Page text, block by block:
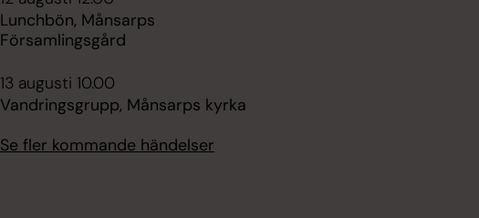
Lunchbön, Månsarps
Församlingsgård
13 augusti 10.00
Vandringsgrupp, Månsarps kyrka
Se fler kommande händelser